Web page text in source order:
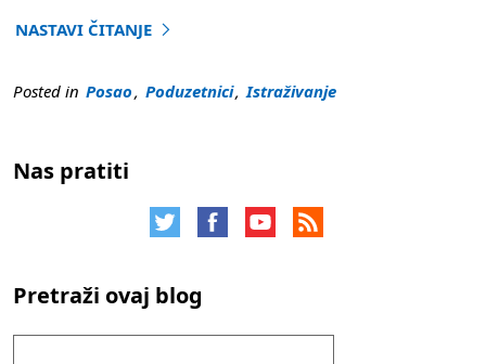
NASTAVI ČITANJE
"Prevođenje nervnih masina omoguce ljudske inovacije
Posted in Posao, Poduzetnici, Istraživanje
Nas pratiti
Pretraži ovaj blog